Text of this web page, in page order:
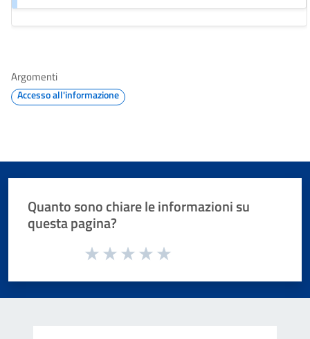
Argomenti
Accesso all'informazione
Quanto sono chiare le informazioni su
questa pagina?
Valuta da 1 a 5 stelle la pagina